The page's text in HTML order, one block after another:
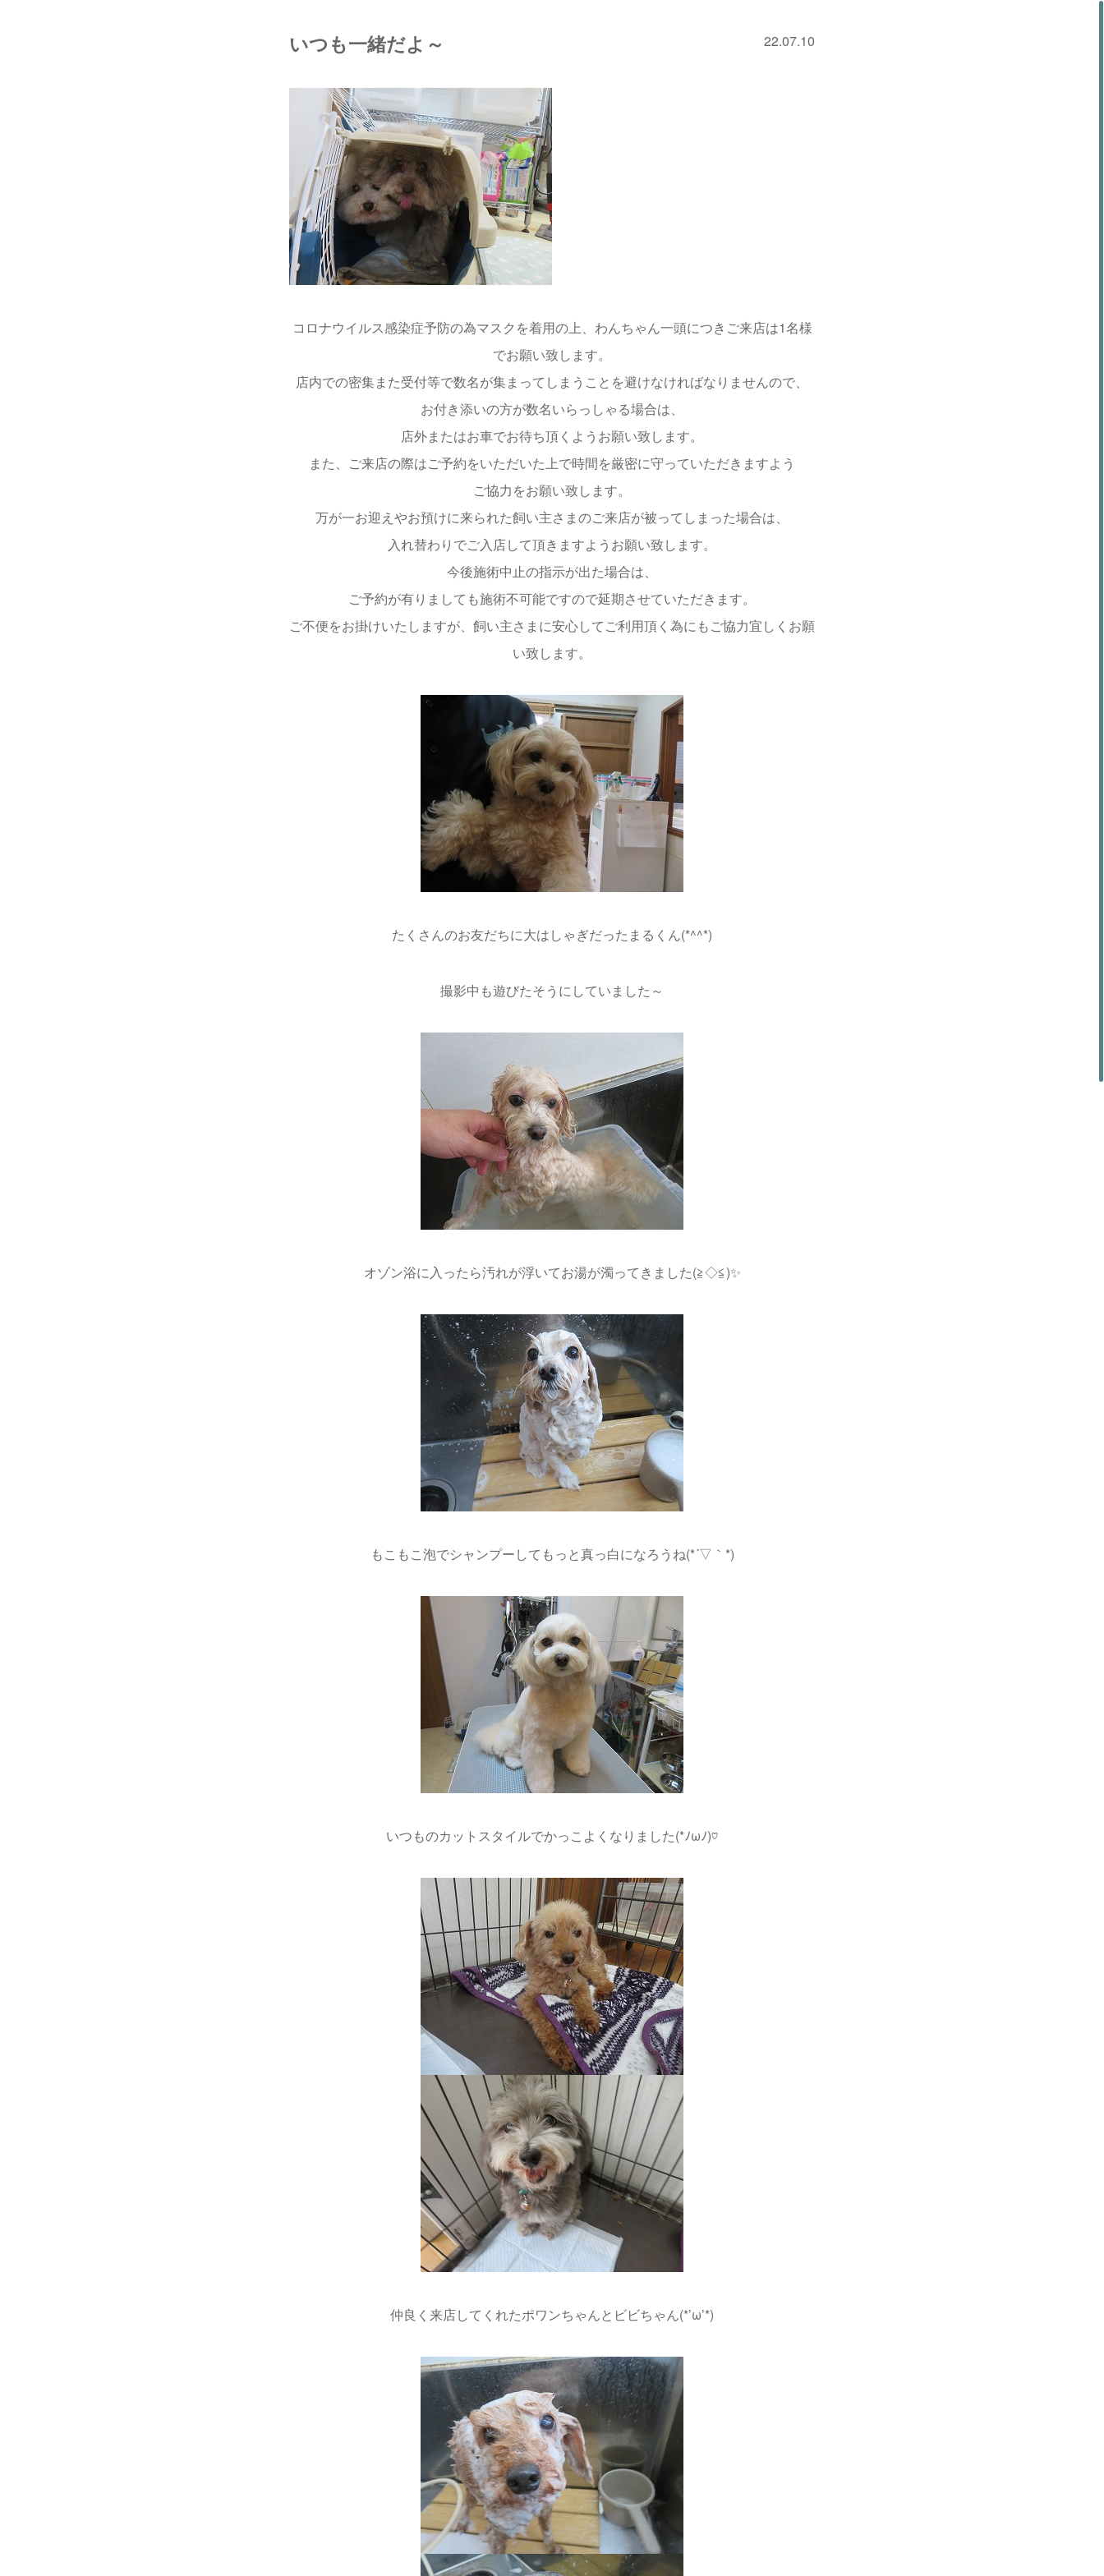
22.07.10
いつも一緒だよ～
コロナウイルス感染症予防の為マスクを着用の上、わんちゃん一頭につきご来店は1名様
でお願い致します。
店内での密集また受付等で数名が集まってしまうことを避けなければなりませんので、
お付き添いの方が数名いらっしゃる場合は、
店外またはお車でお待ち頂くようお願い致します。
また、ご来店の際はご予約をいただいた上で時間を厳密に守っていただきますよう
ご協力をお願い致します。
万が一お迎えやお預けに来られた飼い主さまのご来店が被ってしまった場合は、
入れ替わりでご入店して頂きますようお願い致します。
今後施術中止の指示が出た場合は、
ご予約が有りましても施術不可能ですので延期させていただきます。
ご不便をお掛けいたしますが、飼い主さまに安心してご利用頂く為にもご協力宜しくお願
い致します。
たくさんのお友だちに大はしゃぎだったまるくん(*^^*)
撮影中も遊びたそうにしていました～
オゾン浴に入ったら汚れが浮いてお湯が濁ってきました(≧◇≦)✨
もこもこ泡でシャンプーしてもっと真っ白になろうね(*´▽｀*)
いつものカットスタイルでかっこよくなりました(*ﾉωﾉ)♡
仲良く来店してくれたポワンちゃんとビビちゃん(*’ω’*)